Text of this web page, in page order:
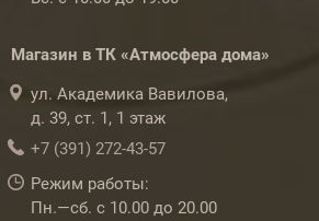
Магазин в ТК «Атмосфера дома»
ул. Академика Вавилова,
д. 39, ст. 1, 1 этаж
+7 (391) 272-43-57
Режим работы:
Пн.—сб. с 10.00 до 20.00